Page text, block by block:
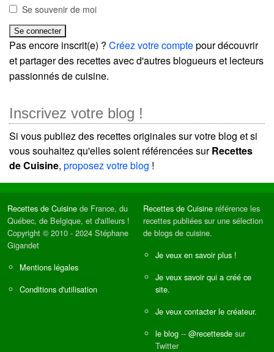
Se souvenir de moi
Pas encore inscrit(e) ? Créez votre comptepour découvrir
et partager des recettes avec d'autres blogueurs et lecteurs
passionnés de cuisine.
Inscrivez votre blog !
Si vous publiez des recettes originales sur votre blog et si
vous souhaitez qu'elles soient référencées surRecettes
de Cuisine, proposez votre blog !
Recettes de Cuisine de France, du
Québec, de Belgique, et d'ailleurs !
Copyright © 2010 - 2024 Stéphane
Gigandet
Mentions légales
Conditions d'utilisation
Recettes de Cuisine référence les
recettes publiées sur une sélection
de blogs de cuisine.
Je veux en savoir plus !
Je veux savoir qui a créé ce
site.
Je veux contacter le créateur.
le blog -- @recettesde sur
Twitter